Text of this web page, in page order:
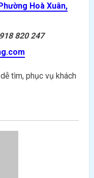
Hoà Xuân,
820 247
tìm, phục vụ khách